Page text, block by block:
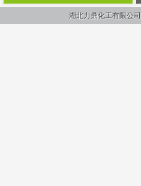
湖北力鼎化工有限公司